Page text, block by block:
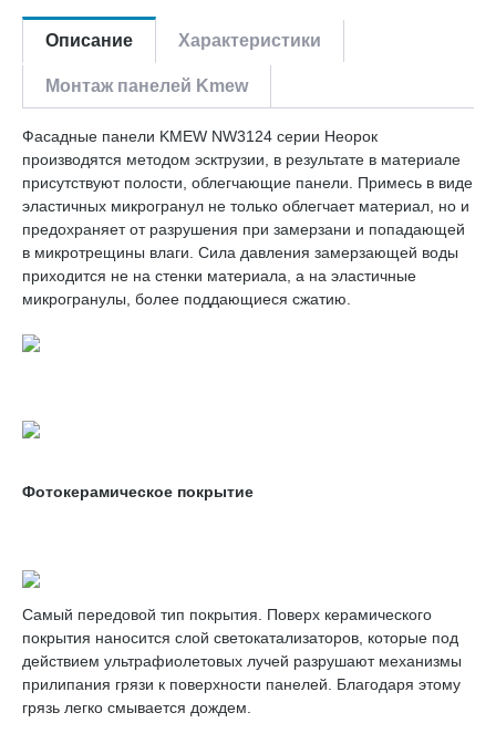
Описание Характеристики
Монтаж панелей Kmew
Фасадные панели KMEW NW3124 серии Неорок
производятся методом эсктрузии, в результате в материале
присутствуют полости, облегчающие панели. Примесь в виде
эластичных микрогранул не только облегчает материал, но и
предохраняет от разрушения при замерзани и попадающей
в микротрещины влаги. Сила давления замерзающей воды
приходится не на стенки материала, а на эластичные
микрогранулы, более поддающиеся сжатию.
Фотокерамическое покрытие
Самый передовой тип покрытия. Поверх керамического
покрытия наносится слой светокатализаторов, которые под
действием ультрафиолетовых лучей разрушают механизмы
прилипания грязи к поверхности панелей. Благодаря этому
грязь легко смывается дождем.